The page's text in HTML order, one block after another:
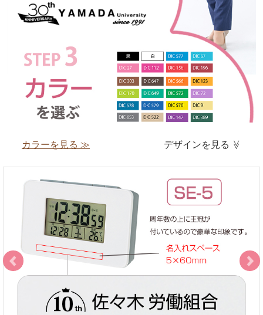
デザインを見る ≫
カラーを見る ≫